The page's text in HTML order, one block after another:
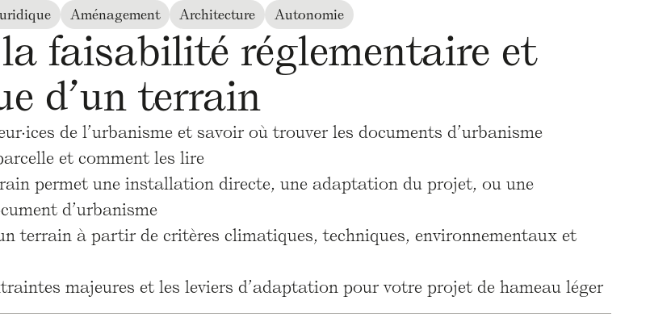
Aménagement Architecture Autonomie
faisabilité réglementaire et
d’un terrain
de l’urbanisme et savoir où trouver les documents d’urbanisme
et comment les lire
permet une installation directe, une adaptation du projet, ou une
d’urbanisme
terrain à partir de critères climatiques, techniques, environnementaux et
majeures et les leviers d’adaptation pour votre projet de hameau léger